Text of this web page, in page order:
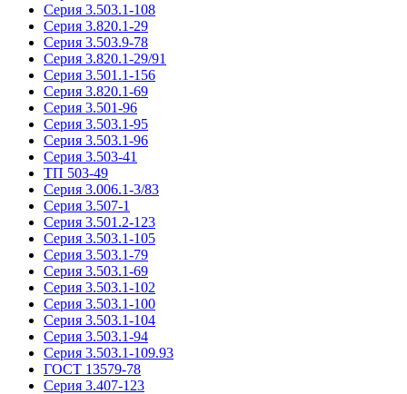
Серия 3.503.1-108
Серия 3.820.1-29
Серия 3.503.9-78
Серия 3.820.1-29/91
Серия 3.501.1-156
Серия 3.820.1-69
Серия 3.501-96
Серия 3.503.1-95
Серия 3.503.1-96
Серия 3.503-41
ТП 503-49
Серия 3.006.1-3/83
Серия 3.507-1
Серия 3.501.2-123
Серия 3.503.1-105
Серия 3.503.1-79
Серия 3.503.1-69
Серия 3.503.1-102
Серия 3.503.1-100
Серия 3.503.1-104
Серия 3.503.1-94
Серия 3.503.1-109.93
ГОСТ 13579-78
Серия 3.407-123